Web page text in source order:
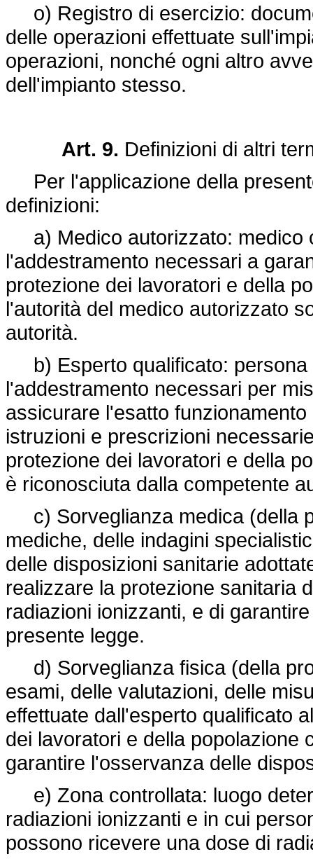
o) Registro di esercizio:
delle operazioni effettuate
operazioni, nonché ogni altro
dell'impianto stesso.
Art. 9. Definizioni di altri
Per l'applicazione della
definizioni:
a) Medico autorizzato: medico
l'addestramento necessari a
protezione dei lavoratori e della
l'autorità del medico autorizzato
autorità.
b) Esperto qualificato: persona
l'addestramento necessari per
assicurare l'esatto
istruzioni e prescrizioni
protezione dei lavoratori e della
è riconosciuta dalla competente
c) Sorveglianza medica (della
mediche, delle indagini
delle disposizioni sanitarie
realizzare la protezione sanitaria
radiazioni ionizzanti, e di
presente legge.
d) Sorveglianza fisica (della
esami, delle valutazioni, delle
effettuate dall'esperto qualificato
dei lavoratori e della popolazione
garantire l'osservanza delle
e) Zona controllata: luogo
radiazioni ionizzanti e in cui
possono ricevere una dose di